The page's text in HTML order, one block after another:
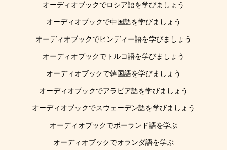
オーディオブックでロシア語を学びましょう
オーディオブックで中国語を学びましょう
オーディオブックでヒンディー語を学びましょう
オーディオブックでトルコ語を学びましょう
オーディオブックで韓国語を学びましょう
オーディオブックでアラビア語を学びましょう
オーディオブックでスウェーデン語を学びましょう
オーディオブックでポーランド語を学ぶ
オーディオブックでオランダ語を学ぶ